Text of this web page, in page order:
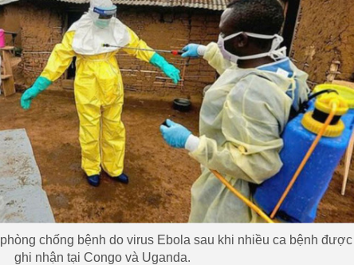
chống bệnh do virus Ebola sau khi nhiều ca bệnh được
ghi nhận tại Congo và Uganda.